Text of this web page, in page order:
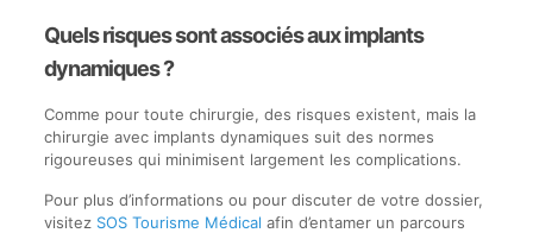
Quels risques sont associés aux implants
dynamiques ?
Comme pour toute chirurgie, des risques existent, mais la
chirurgie avec implants dynamiques suit des normes
rigoureuses qui minimisent largement les complications.
Pour plus d’informations ou pour discuter de votre dossier,
visitez SOS Tourisme Médical afin d’entamer un parcours